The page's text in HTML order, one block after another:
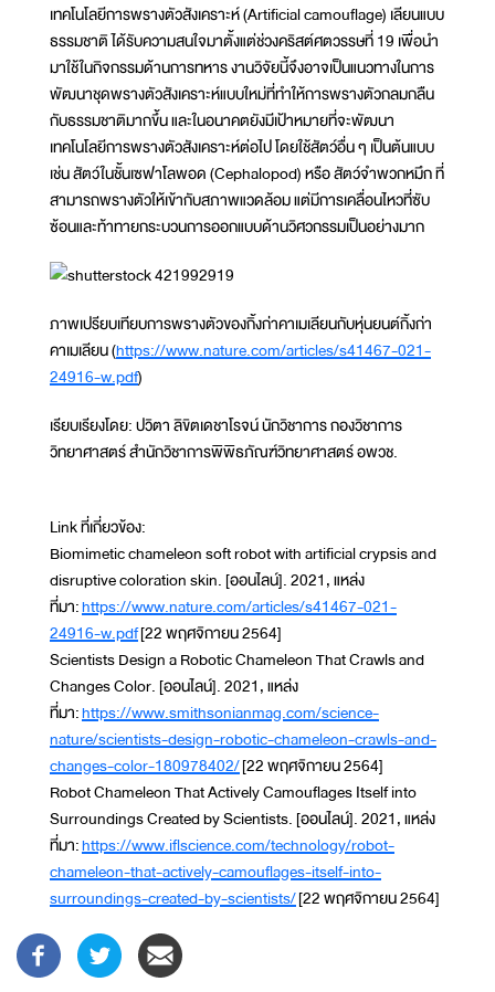
เทคโนโลยีการพรางตัวสังเคราะห์ (Artificial camouflage) เลียนแบบ
ธรรมชาติ ได้รับความสนใจมาตั้งแต่ช่วงคริสต์ศตวรรษที่ 19 เพื่อนำ
มาใช้ในกิจกรรมด้านการทหาร งานวิจัยนี้จึงอาจเป็นแนวทางในการ
พัฒนาชุดพรางตัวสังเคราะห์แบบใหม่ที่ทำให้การพรางตัวกลมกลืน
กับธรรมชาติมากขึ้น และในอนาคตยังมีเป้าหมายที่จะพัฒนา
เทคโนโลยีการพรางตัวสังเคราะห์ต่อไป โดยใช้สัตว์อื่น ๆ เป็นต้นแบบ
เช่น สัตว์ในชั้นเซฟาโลพอด (Cephalopod) หรือ สัตว์จำพวกหมึก ที่
สามารถพรางตัวให้เข้ากับสภาพแวดล้อม แต่มีการเคลื่อนไหวที่ซับ
ซ้อนและท้าทายกระบวนการออกแบบด้านวิศวกรรมเป็นอย่างมาก
ภาพเปรียบเทียบการพรางตัวของกิ้งก่าคาเมเลียนกับหุ่นยนต์กิ้งก่า
คาเมเลียน (https://www.nature.com/articles/s41467-021-
24916-w.pdf)
เรียบเรียงโดย: ปวิตา ลิขิตเดชาโรจน์ นักวิชาการ กองวิชาการ
วิทยาศาสตร์ สำนักวิชาการพิพิธภัณฑ์วิทยาศาสตร์ อพวช.
Link ที่เกี่ยวข้อง:
Biomimetic chameleon soft robot with artificial crypsis and
disruptive coloration skin. [ออนไลน์]. 2021, แหล่ง
ที่มา:https://www.nature.com/articles/s41467-021-
24916-w.pdf[22 พฤศจิกายน 2564]
Scientists Design a Robotic Chameleon That Crawls and
Changes Color. [ออนไลน์]. 2021, แหล่ง
ที่มา:https://www.smithsonianmag.com/science-
nature/scientists-design-robotic-chameleon-crawls-and-
changes-color-180978402/[22 พฤศจิกายน 2564]
Robot Chameleon That Actively Camouflages Itself into
Surroundings Created by Scientists. [ออนไลน์]. 2021, แหล่ง
ที่มา:https://www.iflscience.com/technology/robot-
chameleon-that-actively-camouflages-itself-into-
surroundings-created-by-scientists/[22 พฤศจิกายน 2564]